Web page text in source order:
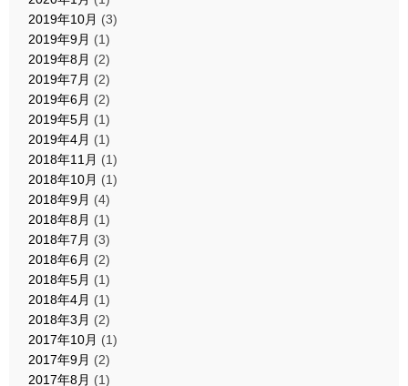
2019年10月 (3)
2019年9月 (1)
2019年8月 (2)
2019年7月 (2)
2019年6月 (2)
2019年5月 (1)
2019年4月 (1)
2018年11月 (1)
2018年10月 (1)
2018年9月 (4)
2018年8月 (1)
2018年7月 (3)
2018年6月 (2)
2018年5月 (1)
2018年4月 (1)
2018年3月 (2)
2017年10月 (1)
2017年9月 (2)
2017年8月 (1)